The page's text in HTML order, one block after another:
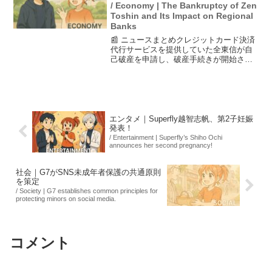
/ Economy | The Bankruptcy of Zen
Toshin and Its Impact on Regional
Banks
📰 ニュースまとめクレジットカード決済
代行サービスを提供していた全東信が自
己破産を申請し、破産手続きが開始され
エンタメ｜Superfly越智志帆、第2子妊娠
発表！
/ Entertainment | Superfly’s Shiho Ochi
announces her second pregnancy!
社会｜G7がSNS未成年者保護の共通原則
を策定
/ Society | G7 establishes common principles for
protecting minors on social media.
コメント